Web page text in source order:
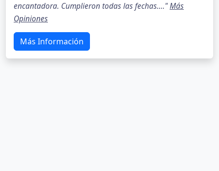
encantadora. Cumplieron todas las fechas...."Más
Opiniones
Más Información